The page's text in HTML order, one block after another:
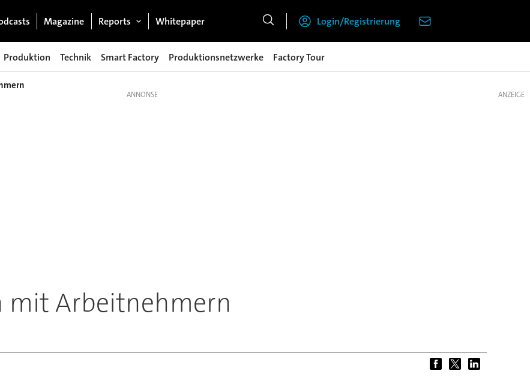
Magazine Reports Whitepaper Login/Registrierung
Produktion Technik Smart Factory Produktionsnetzwerke Factory Tour
mit Arbeitnehmern
ANZEIGE